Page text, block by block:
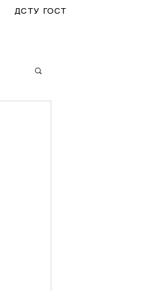
ДСТУ ГОСТ